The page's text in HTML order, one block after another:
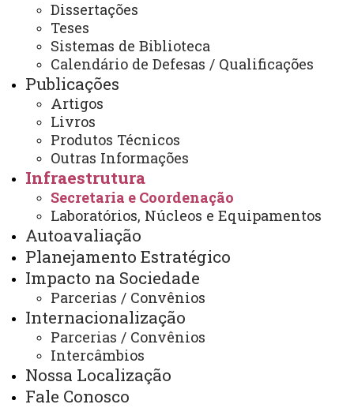
Dissertações
Teses
Sistemas de Biblioteca
Calendário de Defesas / Qualificações
Publicações
Artigos
Livros
Produtos Técnicos
Outras Informações
Infraestrutura
Secretaria e Coordenação
Laboratórios, Núcleos e Equipamentos
Autoavaliação
Planejamento Estratégico
Impacto na Sociedade
Parcerias / Convênios
Internacionalização
Parcerias / Convênios
Intercâmbios
Nossa Localização
Fale Conosco
ACESSE
Acesso Restrito (Editores do Portal)
Arquivo Virtual
Bibliotecas
Identidade Visual
Mapa do Site
Ouvidoria
Portal Office 365
Sistemas
Telefones
Webmail
REITORIA